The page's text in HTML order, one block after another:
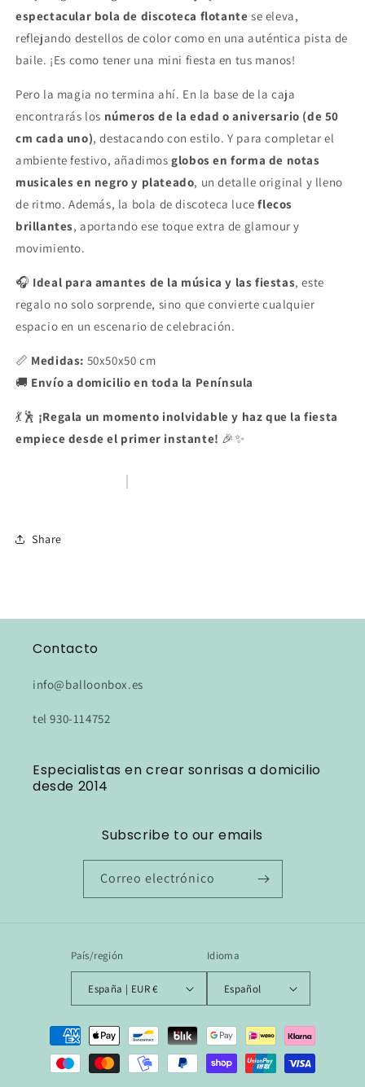
espectacular bola de discoteca flotante se eleva,
reflejando destellos de color como en una auténtica pista de
baile. ¡Es como tener una mini fiesta en tus manos!
Pero la magia no termina ahí. En la base de la caja
encontrarás los números de la edad o aniversario (de 50
cm cada uno), destacando con estilo. Y para completar el
ambiente festivo, añadimosglobos en forma de notas
musicales en negro y plateado, un detalle original y lleno
de ritmo. Además, la bola de discoteca luceflecos
brillantes, aportando ese toque extra de glamour y
movimiento.
🎧 Ideal para amantes de la música y las fiestas, este
regalo no solo sorprende, sino que convierte cualquier
espacio en un escenario de celebración.
📏 Medidas: 50x50x50 cm
🚚 Envío a domicilio en toda la Península
💃🕺 ¡Regala un momento inolvidable y haz que la fiesta
empiece desde el primer instante! 🎉✨
Share
Contacto
info@balloonbox.es
tel 930-114752
Especialistas en crear sonrisas a domicilio
desde 2014
Subscribe to our emails
Correo electrónico
País/región
España | EUR €
Idioma
Español
Formas
pago